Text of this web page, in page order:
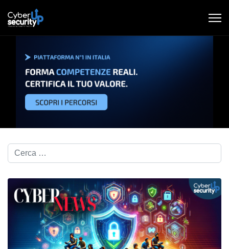
Cerca nel blog...